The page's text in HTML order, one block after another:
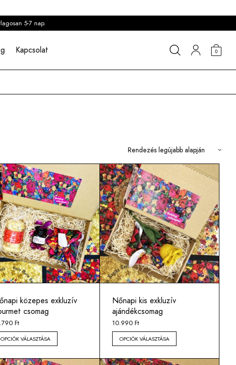
5-7 nap.
Kapcsolat 0
közepes exkluzív
csomag
Ft
OPCIÓK VÁLASZTÁSA
Nőnapi kis exkluzív
ajándékcsomag
10.990Ft
OPCIÓK VÁLASZTÁSA